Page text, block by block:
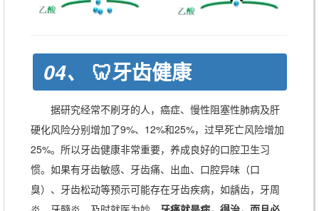
04、 🦷牙齿健康
据研究经常不刷牙的人，癌症、慢性阻塞性肺病及肝
硬化风险分别增加了9%、12%和25%，过早死亡风险增加
25%。所以牙齿健康非常重要，养成良好的口腔卫生习
惯。如果有牙齿敏感、牙齿痛、出血、口腔异味（口
臭）、牙齿松动等预示可能存在牙齿疾病，如龋齿，牙周